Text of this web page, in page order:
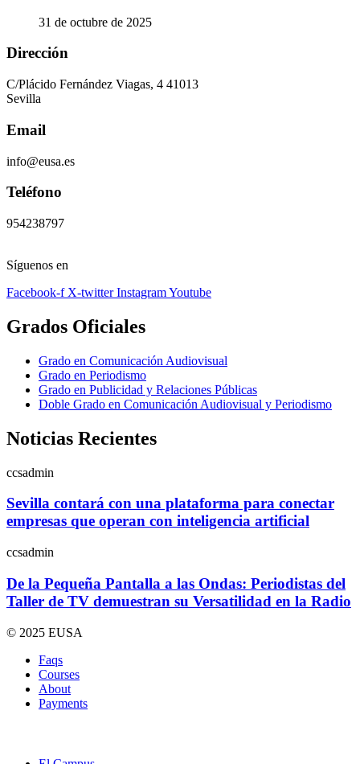
31 de octubre de 2025
Dirección
C/Plácido Fernández Viagas, 4 41013
Sevilla
Email
info@eusa.es
Teléfono
954238797
Síguenos en
Facebook-f X-twitter InstagramYoutube
Grados Oficiales
Grado en Comunicación Audiovisual
Grado en Periodismo
Grado en Publicidad y Relaciones Públicas
Doble Grado en Comunicación Audiovisual y Periodismo
Noticias Recientes
ccsadmin
Sevilla contará con una plataforma para conectar
empresas que operan con inteligencia artificial
ccsadmin
De la Pequeña Pantalla a las Ondas: Periodistas del
Taller de TV demuestran su Versatilidad en la Radio
© 2025 EUSA
Faqs
Courses
About
Payments